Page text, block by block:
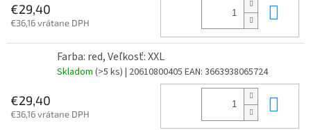
€29,40
€36,16 vrátane DPH
Farba: red, Veľkosť: XXL
Skladom (>5 ks) | 20610800405 EAN: 3663938065724
€29,40
€36,16 vrátane DPH